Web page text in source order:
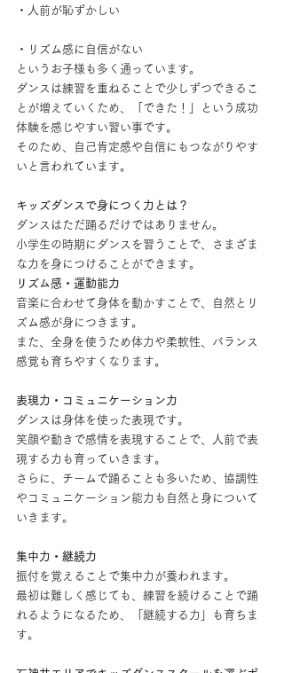
・人前が恥ずかしい
・リズム感に自信がない
というお子様も多く通っています。
ダンスは練習を重ねることで少しずつできるこ
とが増えていくため、「できた！」という成功
体験を感じやすい習い事です。
そのため、自己肯定感や自信にもつながりやす
いと言われています。
キッズダンスで身につく力とは？
ダンスはただ踊るだけではありません。
小学生の時期にダンスを習うことで、さまざま
な力を身につけることができます。
リズム感・運動能力
音楽に合わせて身体を動かすことで、自然とリ
ズム感が身につきます。
また、全身を使うため体力や柔軟性、バランス
感覚も育ちやすくなります。
表現力・コミュニケーション力
ダンスは身体を使った表現です。
笑顔や動きで感情を表現することで、人前で表
現する力も育っていきます。
さらに、チームで踊ることも多いため、協調性
やコミュニケーション能力も自然と身について
いきます。
集中力・継続力
振付を覚えることで集中力が養われます。
最初は難しく感じても、練習を続けることで踊
れるようになるため、「継続する力」も育ちま
す。